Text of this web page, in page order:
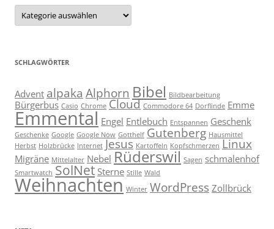
Kategorien
SCHLAGWÖRTER
Advent alpaka Alphorn Bibel Bildbearbeitung
Bürgerbus Casio Chrome Cloud Commodore 64 Dorflinde Emme
Emmental Engel Entlebuch Entspannen Geschenk
Geschenke Google Google Now Gotthelf Gutenberg Hausmittel
Herbst Holzbrücke Internet Jesus Kartoffeln Kopfschmerzen Linux
Migräne Mittelalter Nebel Rüderswil Sagen schmalenhof
Smartwatch SolNet Sterne Stille Wald
Weihnachten Winter WordPress Zollbrück